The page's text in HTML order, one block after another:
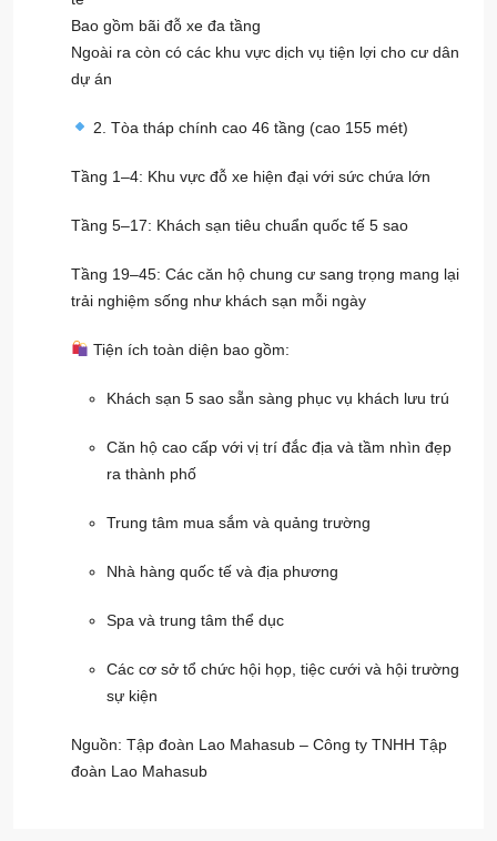
Bao gồm bãi đỗ xe đa tầng
Ngoài ra còn có các khu vực dịch vụ tiện lợi cho cư dân
dự án
2. Tòa tháp chính cao 46 tầng (cao 155 mét)
Tầng 1–4: Khu vực đỗ xe hiện đại với sức chứa lớn
Tầng 5–17: Khách sạn tiêu chuẩn quốc tế 5 sao
Tầng 19–45: Các căn hộ chung cư sang trọng mang lại
trải nghiệm sống như khách sạn mỗi ngày
Tiện ích toàn diện bao gồm:
Khách sạn 5 sao sẵn sàng phục vụ khách lưu trú
Căn hộ cao cấp với vị trí đắc địa và tầm nhìn đẹp
ra thành phố
Trung tâm mua sắm và quảng trường
Nhà hàng quốc tế và địa phương
Spa và trung tâm thể dục
Các cơ sở tổ chức hội họp, tiệc cưới và hội trường
sự kiện
Nguồn: Tập đoàn Lao Mahasub – Công ty TNHH Tập
đoàn Lao Mahasub